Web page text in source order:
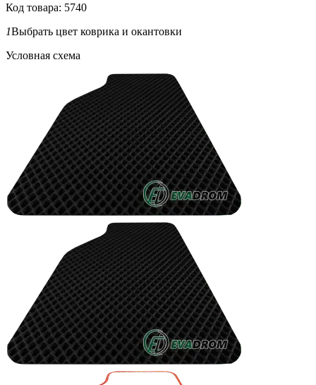
Код товара: 5740
1Выбрать цвет коврика и окантовки
Условная схема